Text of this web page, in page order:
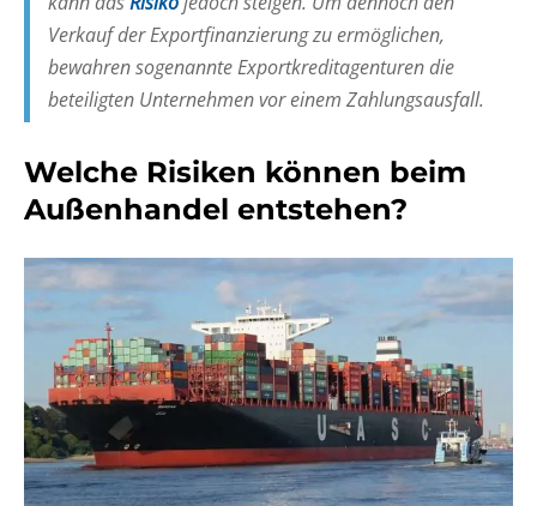
Verkauf der Exportfinanzierung zu ermöglichen,
bewahren sogenannte Exportkreditagenturen die
beteiligten Unternehmen vor einem Zahlungsausfall.
Welche Risiken können beim
Außenhandel entstehen?